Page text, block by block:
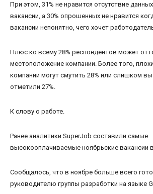
При этом, 31% не нравится отсутствие
вакансии, а 30% опрошенных не нравится
вакансии непонятно, чего хочет
Плюс ко всему 28% респондентов может
местоположение компании. Более того,
компании могут смутить 28% или слишком
отметили 27%.
К слову о работе.
Ранее аналитики SuperJob составили самые
высокооплачиваемые ноябрьские вакансии
Сообщалось, что в ноябре больше всего
руководителю группы разработки на языке